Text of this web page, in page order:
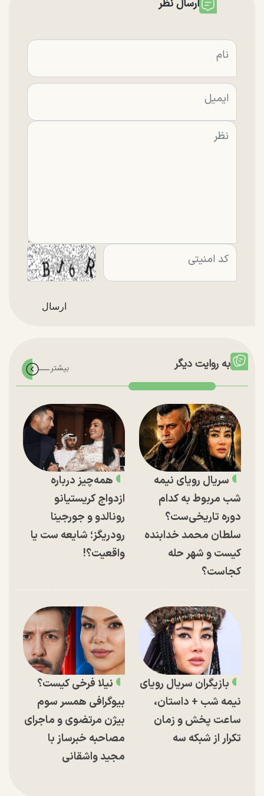
ارسال نظر
به روایت دیگر
سریال رویای نیمه
شب مربوط به کدام
دوره تاریخی‌ست؟
سلطان محمد خدابنده
کیست و شهر حله
کجاست؟
همه‌چیز درباره
ازدواج کریستیانو
رونالدو و جورجینا
رودریگز؛ شایعه ست یا
واقعیت؟!
بازیگران سریال رویای
نیمه شب + داستان،
ساعت پخش و زمان
تکرار از شبکه سه
نیلا فرخی کیست؟
بیوگرافی همسر سوم
بیژن مرتضوی و ماجرای
مصاحبه خبرساز با
مجید واشقانی